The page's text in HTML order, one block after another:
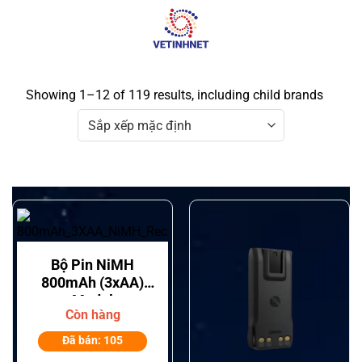
Showing 1–12 of 119 results, including child brands
Bộ Pin NiMH
800mAh (3xAA)
Model
PMNN4477AR
Motorola Solutions
Cho Thiết Bị bộ
Còn hàng
Đã bán: 105